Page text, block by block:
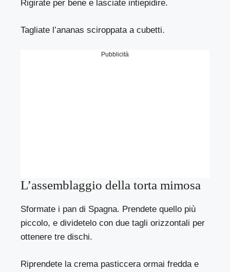
Rigirate per bene e lasciate intiepidire.
Tagliate l’ananas sciroppata a cubetti.
Pubblicità
L’assemblaggio della torta mimosa
Sformate i pan di Spagna. Prendete quello più
piccolo, e dividetelo con due tagli orizzontali per
ottenere tre dischi.
Riprendete la crema pasticcera ormai fredda e